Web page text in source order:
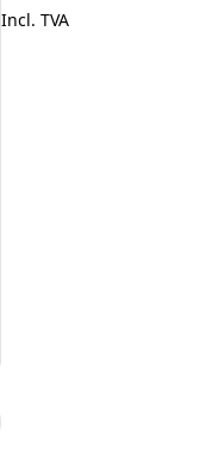
Incl. TVA